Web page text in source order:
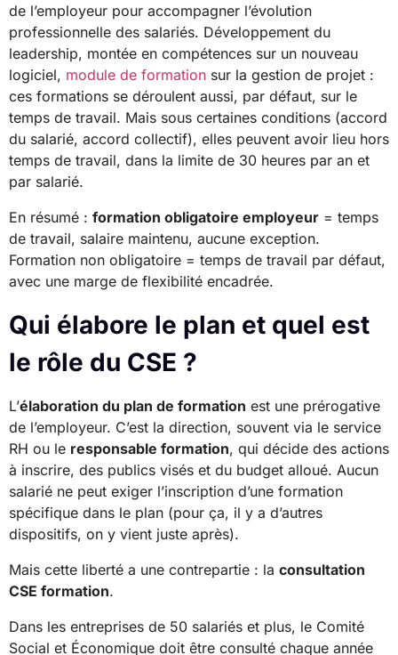
de l’employeur pour accompagner l’évolution
professionnelle des salariés. Développement du
leadership, montée en compétences sur un nouveau
logiciel, module de formation sur la gestion de projet :
ces formations se déroulent aussi, par défaut, sur le
temps de travail. Mais sous certaines conditions (accord
du salarié, accord collectif), elles peuvent avoir lieu hors
temps de travail, dans la limite de 30 heures par an et
par salarié.
En résumé : formation obligatoire employeur = temps
de travail, salaire maintenu, aucune exception.
Formation non obligatoire = temps de travail par défaut,
avec une marge de flexibilité encadrée.
Qui élabore le plan et quel est
le rôle du CSE ?
L’élaboration du plan de formation est une prérogative
de l’employeur. C’est la direction, souvent via le service
RH ou le responsable formation, qui décide des actions
à inscrire, des publics visés et du budget alloué. Aucun
salarié ne peut exiger l’inscription d’une formation
spécifique dans le plan (pour ça, il y a d’autres
dispositifs, on y vient juste après).
Mais cette liberté a une contrepartie : la consultation
CSE formation.
Dans les entreprises de 50 salariés et plus, le Comité
Social et Économique doit être consulté chaque année